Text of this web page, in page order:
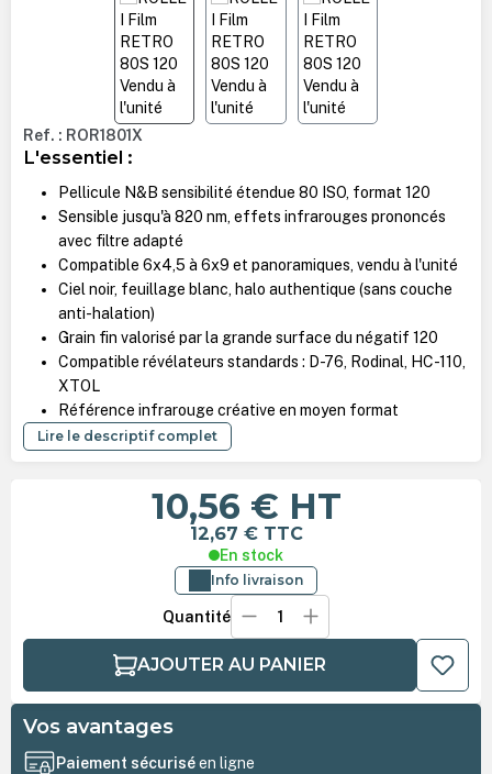
Ref. : ROR1801X
L'essentiel :
Pellicule N&B sensibilité étendue 80 ISO, format 120
Sensible jusqu'à 820 nm, effets infrarouges prononcés
avec filtre adapté
Compatible 6x4,5 à 6x9 et panoramiques, vendu à l'unité
Ciel noir, feuillage blanc, halo authentique (sans couche
anti-halation)
Grain fin valorisé par la grande surface du négatif 120
Compatible révélateurs standards : D-76, Rodinal, HC-110,
XTOL
Référence infrarouge créative en moyen format
Lire le descriptif complet
10,56 € HT
12,67 € TTC
En stock
Info livraison
Quantité
AJOUTER AU PANIER
Vos avantages
Paiement sécuriséen ligne